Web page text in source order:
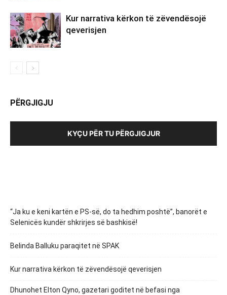
Kur narrativa kërkon të zëvendësojë
qeverisjen
PËRGJIGJU
KYÇU PËR TU PËRGJIGJUR
“Ja ku e keni kartën e PS-së, do ta hedhim poshtë”, banorët e
Selenicës kundër shkrirjes së bashkisë!
Belinda Balluku paraqitet në SPAK
Kur narrativa kërkon të zëvendësojë qeverisjen
Dhunohet Elton Qyno, gazetari goditet në befasi nga